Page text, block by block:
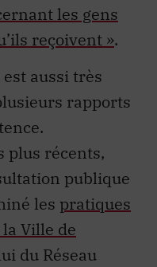
les gens
reçoivent ».
aussi très
rapports
plus récents,
publique
les pratiques
Ville de
du Réseau